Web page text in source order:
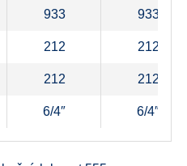
933 933
212 212
212 212
6/4″ 6/4″